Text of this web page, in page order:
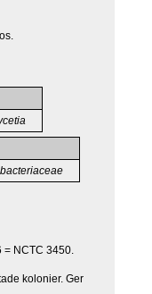
NCTC 3450.
kolonier. Ger